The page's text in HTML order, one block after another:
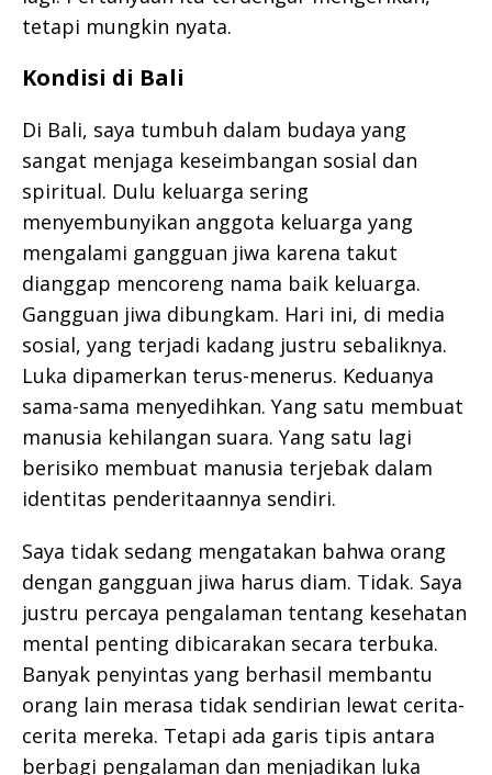
tetapi mungkin nyata.
Kondisi di Bali
Di Bali, saya tumbuh dalam budaya yang
sangat menjaga keseimbangan sosial dan
spiritual. Dulu keluarga sering
menyembunyikan anggota keluarga yang
mengalami gangguan jiwa karena takut
dianggap mencoreng nama baik keluarga.
Gangguan jiwa dibungkam. Hari ini, di media
sosial, yang terjadi kadang justru sebaliknya.
Luka dipamerkan terus-menerus. Keduanya
sama-sama menyedihkan. Yang satu membuat
manusia kehilangan suara. Yang satu lagi
berisiko membuat manusia terjebak dalam
identitas penderitaannya sendiri.
Saya tidak sedang mengatakan bahwa orang
dengan gangguan jiwa harus diam. Tidak. Saya
justru percaya pengalaman tentang kesehatan
mental penting dibicarakan secara terbuka.
Banyak penyintas yang berhasil membantu
orang lain merasa tidak sendirian lewat cerita-
cerita mereka. Tetapi ada garis tipis antara
berbagi pengalaman dan menjadikan luka